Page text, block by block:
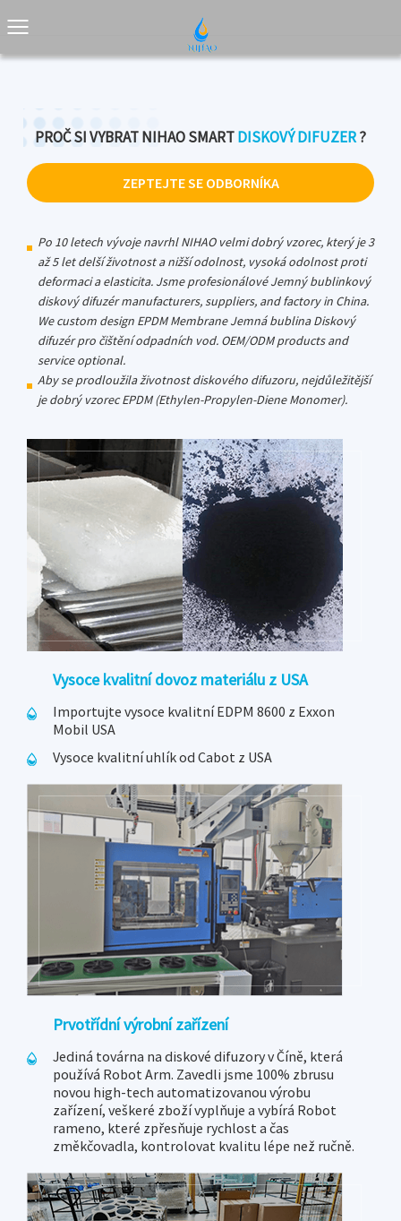
PROČ SI VYBRAT NIHAO SMARTDISKOVÝ DIFUZER?
ZEPTEJTE SE ODBORNÍKA
Po 10 letech vývoje navrhl NIHAO velmi dobrý vzorec, který je 3
až 5 let delší životnost a nižší odolnost, vysoká odolnost proti
deformaci a elasticita. Jsme profesionálovéJemný bublinkový
diskový difuzér manufacturers, suppliers, and factory in China.
We custom design EPDM Membrane Jemná bublina Diskový
difuzér pro čištění odpadních vod. OEM/ODM products and
service optional.
Aby se prodloužila životnost diskového difuzoru, nejdůležitější
je dobrý vzorec EPDM (Ethylen-Propylen-Diene Monomer).
Vysoce kvalitní dovoz materiálu z USA
Importujte vysoce kvalitní EDPM 8600 z Exxon
Mobil USA
Vysoce kvalitní uhlík od Cabot z USA
Prvotřídní výrobní zařízení
Jediná továrna na diskové difuzory v Číně, která
používá Robot Arm. Zavedli jsme 100% zbrusu
novou high-tech automatizovanou výrobu
zařízení, veškeré zboží vyplňuje a vybírá Robot
rameno, které zpřesňuje rychlost a čas
změkčovadla, kontrolovat kvalitu lépe než ručně.